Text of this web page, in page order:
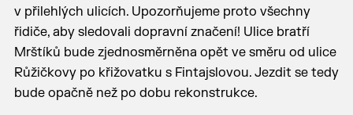
v přilehlých ulicích. Upozorňujeme proto všechny
řidiče, aby sledovali dopravní značení! Ulice bratří
Mrštíků bude zjednosměrněna opět ve směru od ulice
Růžičkovy po křižovatku s Fintajslovou. Jezdit se tedy
bude opačně než po dobu rekonstrukce.